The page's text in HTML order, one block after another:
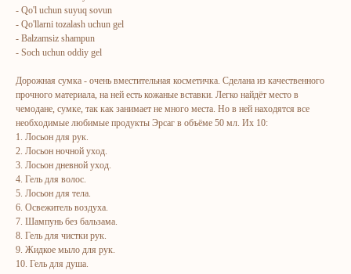
- Qo'l uchun suyuq sovun
- Qo'llarni tozalash uchun gel
- Balzamsiz shampun
- Soch uchun oddiy gel
Дорожная сумка - очень вместительная косметичка. Сделана из качественного
прочного материала, на ней есть кожаные вставки. Легко найдёт место в
чемодане, сумке, так как занимает не много места. Но в ней находятся все
необходимые любимые продукты Эрсаг в объёме 50 мл. Их 10:
1. Лосьон для рук.
2. Лосьон ночной уход.
3. Лосьон дневной уход.
4. Гель для волос.
5. Лосьон для тела.
6. Освежитель воздуха.
7. Шампунь без бальзама.
8. Гель для чистки рук.
9. Жидкое мыло для рук.
10. Гель для душа.
ERSAG
Bosh sahifa
Kompaniya haqida
Kontaktlar
Marketing
hamkorsayti
Ro'yxatdan o'tish
To‘lov va yetkazib berish